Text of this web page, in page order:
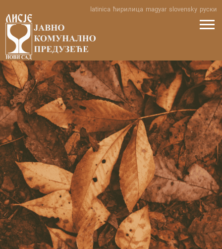
content
latinica ћирилица magyar slovensky руски